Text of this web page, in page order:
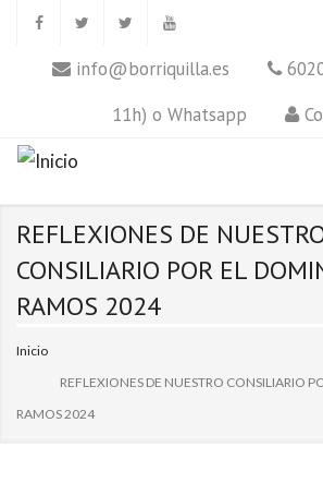
info@borriquilla.es
11h) o Whatsapp
REFLEXIONES DE
CONSILIARIO POR EL
RAMOS 2024
Inicio
REFLEXIONES DE NUESTRO CONSILIARIO
RAMOS 2024